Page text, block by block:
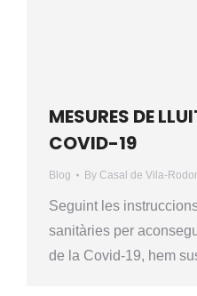
MESURES DE
COVID-19
Blog By Casal de Vila-
Seguint les
sanitàries per
de la Covid-19, hem